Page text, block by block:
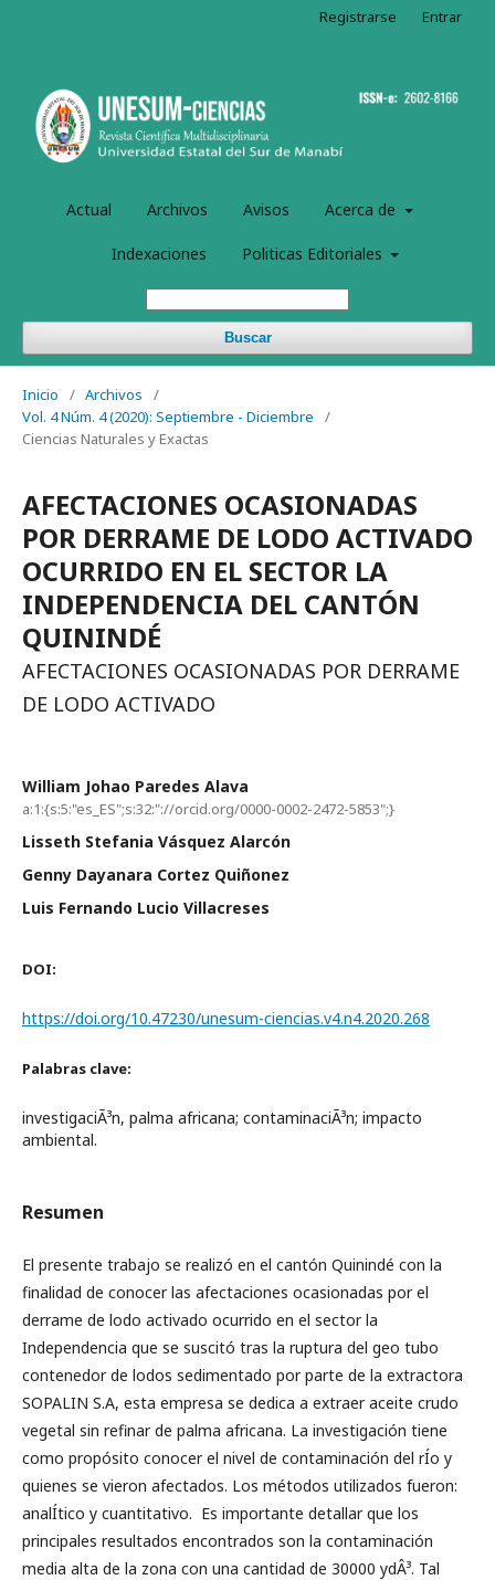
Actual Archivos Avisos Acerca de
Indexaciones Politicas Editoriales
Buscar
Registrarse Entrar
Inicio / Archivos
/
Vol. 4 Núm. 4 (2020): Septiembre - Diciembre
/
Ciencias Naturales y Exactas
AFECTACIONES OCASIONADAS
POR DERRAME DE LODO ACTIVADO
OCURRIDO EN EL SECTOR LA
INDEPENDENCIA DEL CANTÓN
QUININDÉ
AFECTACIONES OCASIONADAS POR DERRAME
DE LODO ACTIVADO
William Johao Paredes Alava
a:1:{s:5:"es_ES";s:32:"://orcid.org/0000-0002-2472-5853";}
Lisseth Stefania Vásquez Alarcón
Genny Dayanara Cortez Quiñonez
Luis Fernando Lucio Villacreses
DOI:
https://doi.org/10.47230/unesum-ciencias.v4.n4.2020.268
Palabras clave:
investigaciÃ³n, palma africana; contaminaciÃ³n; impacto
ambiental.
Resumen
El presente trabajo se realizó en el cantón Quinindé con la
finalidad de conocer las afectaciones ocasionadas por el
derrame de lodo activado ocurrido en el sector la
Independencia que se suscitó tras la ruptura del geo tubo
contenedor de lodos sedimentado por parte de la extractora
SOPALIN S.A, esta empresa se dedica a extraer aceite crudo
vegetal sin refinar de palma africana. La investigación tiene
como propósito conocer el nivel de contaminación del rÍ­o y
quienes se vieron afectados. Los métodos utilizados fueron:
analÍ­tico y cuantitativo. Es importante detallar que los
principales resultados encontrados son la contaminación
media alta de la zona con una cantidad de 30000 ydÂ³. Tal